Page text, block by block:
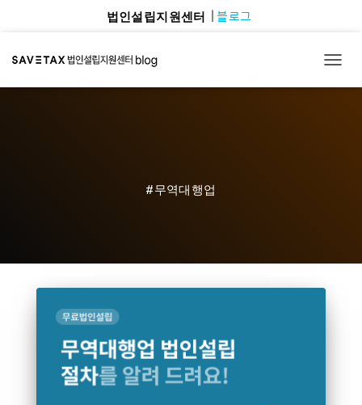
법인설립지원센터 블로그
#무역대행업